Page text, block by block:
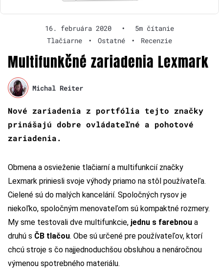
16. februára 2020 •
5m čítanie
Tlačiarne
• Ostatné • Recenzie
Multifunkčné zariadenia Lexmark
Michal Reiter
Nové zariadenia z portfólia tejto značky
prinášajú dobre ovládateľné a pohotové
zariadenia.
Obmena a osvieženie tlačiarní a multifunkcií značky
Lexmark priniesli svoje výhody priamo na stôl používateľa.
Cielené sú do malých kancelárií. Spoločných rysov je
niekoľko, spoločným menovateľom sú kompaktné rozmery.
My sme testovali dve multifunkcie, jednu s farebnou a
druhú s ČB tlačou. Obe sú určené pre používateľov, ktorí
chcú stroje s čo najjednoduchšou obsluhou a nenáročnou
výmenou spotrebného materiálu.